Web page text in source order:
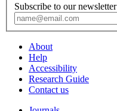
Subscribe to our newsletter
About
Help
Accessibility
Research Guide
Contact us